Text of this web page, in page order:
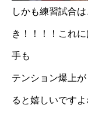
しかも練習試合
き！！！！これ
手も
テンション爆上
ると嬉しいですよ